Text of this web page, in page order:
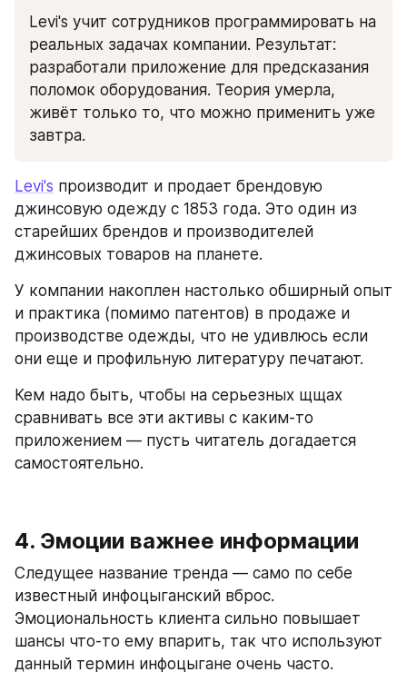
Levi's учит сотрудников программировать на
реальных задачах компании. Результат:
разработали приложение для предсказания
поломок оборудования. Теория умерла,
живёт только то, что можно применить уже
завтра.
Levi's производит и продает брендовую
джинсовую одежду c 1853 года. Это один из
старейших брендов и производителей
джинсовых товаров на планете.
У компании накоплен настолько обширный опыт
и практика (помимо патентов) в продаже и
производстве одежды, что не удивлюсь если
они еще и профильную литературу печатают.
Кем надо быть, чтобы на серьезных щщах
сравнивать все эти активы с каким-то
приложением — пусть читатель догадается
самостоятельно.
4. Эмоции важнее информации
Следущее название тренда — само по себе
известный инфоцыганский вброс.
Эмоциональность клиента сильно повышает
шансы что-то ему впарить, так что используют
данный термин инфоцыгане очень часто.